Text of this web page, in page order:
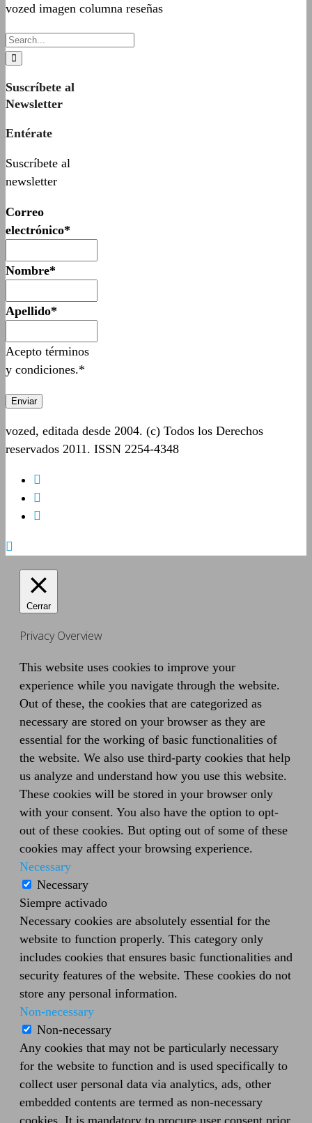
vozed imagen columna reseñas
Suscríbete al
Newsletter
Entérate
Suscríbete al
newsletter
Correo
electrónico*
Nombre*
Apellido*
Acepto términos
y condiciones.*
vozed, editada desde 2004. (c) Todos los Derechos
reservados 2011. ISSN 2254-4348
Cerrar
Privacy Overview
This website uses cookies to improve your
experience while you navigate through the website.
Out of these, the cookies that are categorized as
necessary are stored on your browser as they are
essential for the working of basic functionalities of
the website. We also use third-party cookies that help
us analyze and understand how you use this website.
These cookies will be stored in your browser only
with your consent. You also have the option to opt-
out of these cookies. But opting out of some of these
cookies may affect your browsing experience.
Necessary
Necessary
Siempre activado
Necessary cookies are absolutely essential for the
website to function properly. This category only
includes cookies that ensures basic functionalities and
security features of the website. These cookies do not
store any personal information.
Non-necessary
Non-necessary
Any cookies that may not be particularly necessary
for the website to function and is used specifically to
collect user personal data via analytics, ads, other
embedded contents are termed as non-necessary